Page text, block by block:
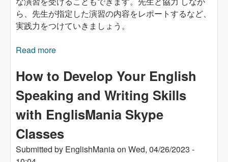
ら、先生が指定した演習の内容をレポートするなど、
実践力をつけていきましょう。
Read more
How to Develop Your English
Speaking and Writing Skills
with EnglisMania Skype
Classes
Submitted by EnglishManiaon Wed, 04/26/2023 -